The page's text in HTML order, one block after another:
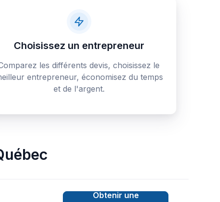
Choisissez un entrepreneur
les différents devis, choisissez le
entrepreneur, économisez du temps
et de l'argent.
Obtenir une